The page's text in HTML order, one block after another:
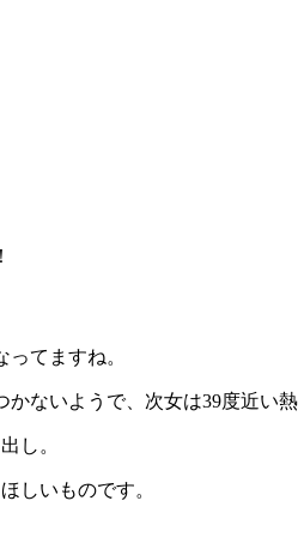
てますね。
ないようで、次女は39度近い熱
し。
しいものです。